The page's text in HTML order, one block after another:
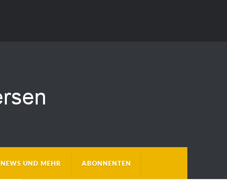
NEWS UND MEHR ABONNENTEN